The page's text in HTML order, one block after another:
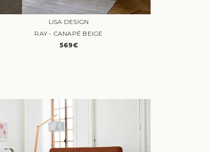
LISA DESIGN
RAY - CANAPÉ BEIGE
569€